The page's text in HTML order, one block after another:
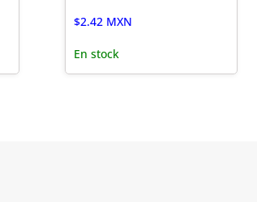
$2.42MXN
En stock